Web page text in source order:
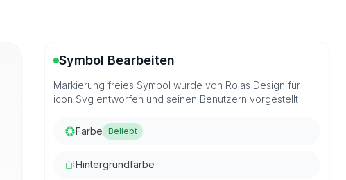
Symbol Bearbeiten
Markierung freies Symbol wurde von Rolas Design für
icon Svg entworfen und seinen Benutzern vorgestellt
Farbe Beliebt
Hintergrundfarbe